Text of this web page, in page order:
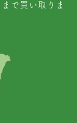
で買い取りま